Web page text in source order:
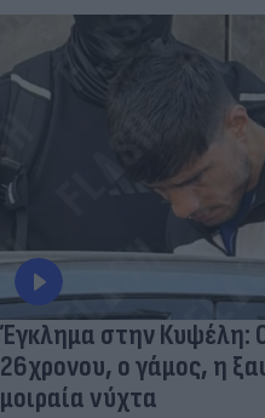
Έγκλημα στην Κυψέλη:
26χρονου, ο γάμος, η
μοιραία νύχτα